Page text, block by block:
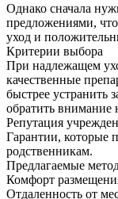
Однако сначала
предложениями,
уход и
Критерии выбора
При надлежащем
качественные
быстрее устранить
обратить внимание
Репутация
Гарантии, которые
родственникам.
Предлагаемые
Комфорт
Отдаленность от